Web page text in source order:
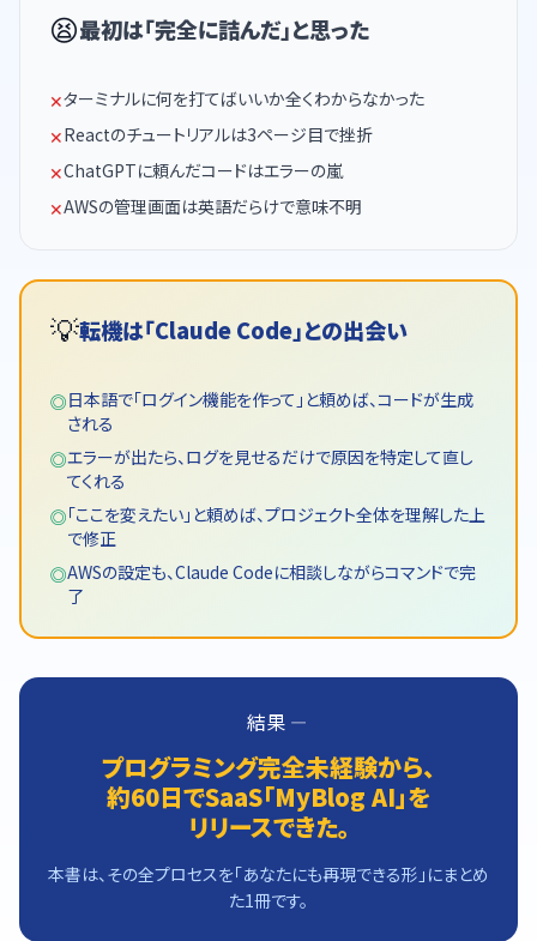
😫最初は「完全に詰んだ」と思った
✕ターミナルに何を打てばいいか全くわからなかった
✕Reactのチュートリアルは3ページ目で挫折
✕ChatGPTに頼んだコードはエラーの嵐
✕AWSの管理画面は英語だらけで意味不明
💡転機は「Claude Code」との出会い
◎日本語で「ログイン機能を作って」と頼めば、コードが生成
される
◎エラーが出たら、ログを見せるだけで原因を特定して直し
てくれる
◎「ここを変えたい」と頼めば、プロジェクト全体を理解した上
で修正
◎AWSの設定も、Claude Codeに相談しながらコマンドで完
了
結果 ――
プログラミング完全未経験から、
約60日でSaaS「MyBlog AI」を
リリースできた。
本書は、その全プロセスを「あなたにも再現できる形」にまとめ
た1冊です。